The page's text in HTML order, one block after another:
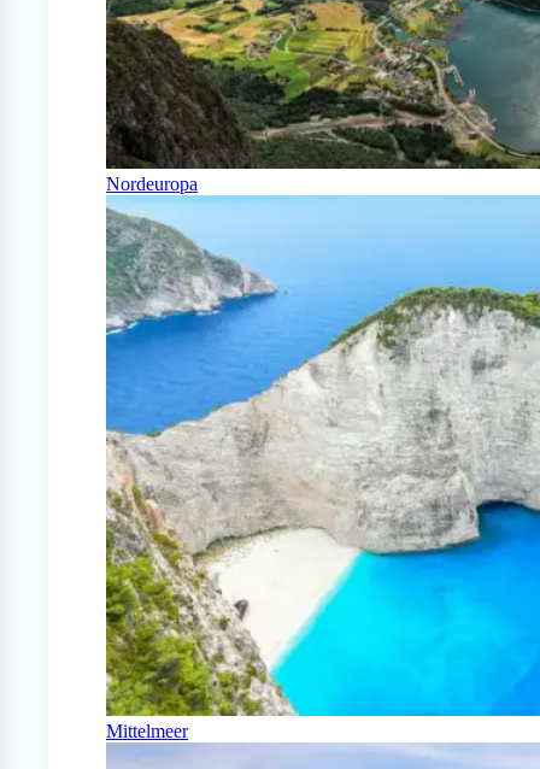
Nordeuropa
Mittelmeer